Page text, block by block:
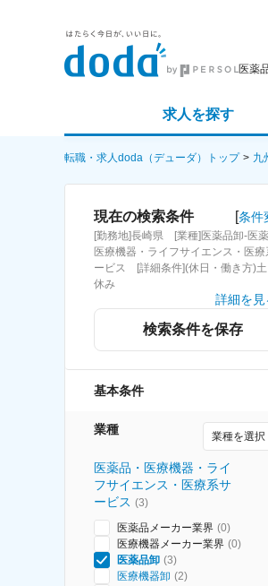
医薬
求人を探す
詳細条件から探す
求人特集から探す
転職・求人doda（デューダ）トップ 九
現在の検索条件 [条件
[勤務地]長崎県 [業種]医薬品卸-医薬
医療機器・ライフサイエンス・医療
ービス [詳細条件](休日・働き方)
休み
詳細を見
検索条件を保存
基本条件
業種 業種を選択
医薬品・医療機器・ライ
フサイエンス・医療系サ
ービス (3)
医薬品メーカー業界 (0)
医療機器メーカー業界 (0)
医薬品卸 (3)
医療機器卸 (2)